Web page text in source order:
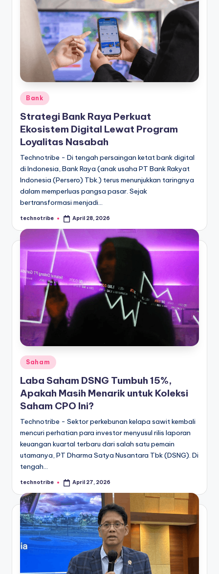
Posted
in
Bank
Strategi Bank Raya Perkuat
Ekosistem Digital Lewat Program
Loyalitas Nasabah
Technotribe - Di tengah persaingan ketat bank digital
di Indonesia, Bank Raya (anak usaha PT Bank Rakyat
Indonesia (Persero) Tbk.) terus menunjukkan taringnya
dalam memperluas pangsa pasar. Sejak
bertransformasi menjadi…
Posted
technotribe April 28, 2026
Posted
in
Saham
Laba Saham DSNG Tumbuh 15%,
Apakah Masih Menarik untuk Koleksi
Saham CPO Ini?
Technotribe - Sektor perkebunan kelapa sawit kembali
mencuri perhatian para investor menyusul rilis laporan
keuangan kuartal terbaru dari salah satu pemain
utamanya, PT Dharma Satya Nusantara Tbk (DSNG). Di
tengah…
Posted
technotribe April 27, 2026